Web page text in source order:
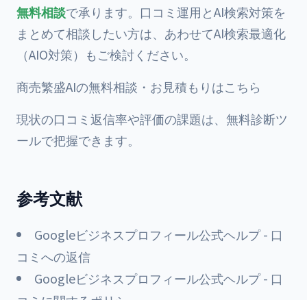
無料相談で承ります。口コミ運用とAI検索対策を
まとめて相談したい方は、あわせてAI検索最適化
（AIO対策） もご検討ください。
商売繁盛AIの無料相談・お見積もりはこちら
現状の口コミ返信率や評価の課題は、 無料診断ツ
ールで把握できます。
参考文献
Googleビジネスプロフィール公式ヘルプ - 口
コミへの返信
Googleビジネスプロフィール公式ヘルプ - 口